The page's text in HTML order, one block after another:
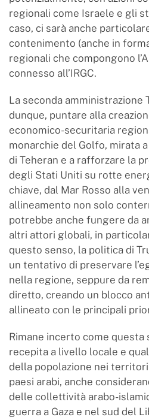
regionali come Israele e gli
caso, ci sarà anche
contenimento (anche in
regionali che compongono
connesso all’IRGC.
La seconda amministrazione
dunque, puntare alla
economico-securitaria
monarchie del Golfo, mirata
di Teheran e a rafforzare la
degli Stati Uniti su rotte
chiave, dal Mar Rosso alla
allineamento non solo
potrebbe anche fungere da
altri attori globali, in
questo senso, la politica di
un tentativo di preservare
nella regione, seppure da
diretto, creando un blocco
allineato con le principali
Rimane incerto come
recepita a livello locale e
della popolazione nei
paesi arabi, anche
delle collettività arabo-
guerra a Gaza e nel sud del